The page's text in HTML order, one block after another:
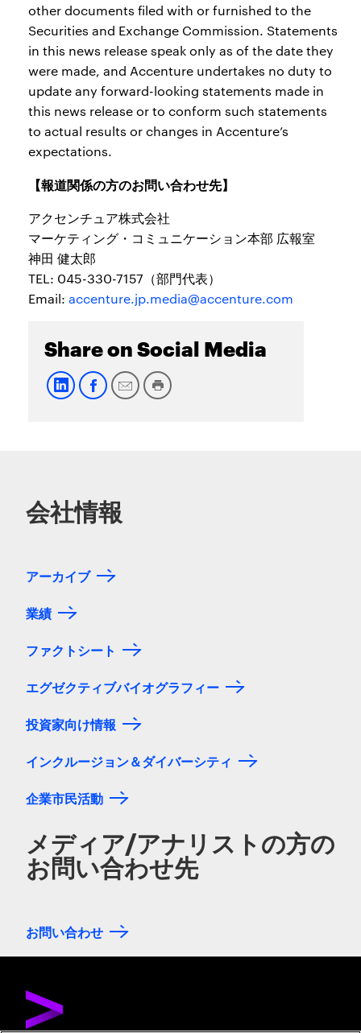
other documents filed with or furnished to the
Securities and Exchange Commission. Statements
in this news release speak only as of the date they
were made, and Accenture undertakes no duty to
update any forward-looking statements made in
this news release or to conform such statements
to actual results or changes in Accenture’s
expectations.
【報道関係の方のお問い合わせ先】
アクセンチュア株式会社
マーケティング・コミュニケーション本部 広報室
神田 健太郎
TEL: 045-330-7157（部門代表）
Email: accenture.jp.media@accenture.com
Share on Social Media
会社情報
アーカイブ
業績
ファクトシート
エグゼクティブバイオグラフィー
投資家向け情報
インクルージョン＆ダイバーシティ
企業市民活動
メディア/アナリストの方の
お問い合わせ先
お問い合わせ